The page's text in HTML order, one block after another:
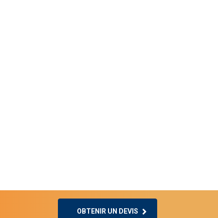
OBTENIR UN DEVIS